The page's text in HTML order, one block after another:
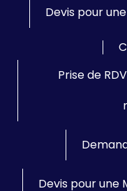
Devis pour
Prise de
Devis pour une